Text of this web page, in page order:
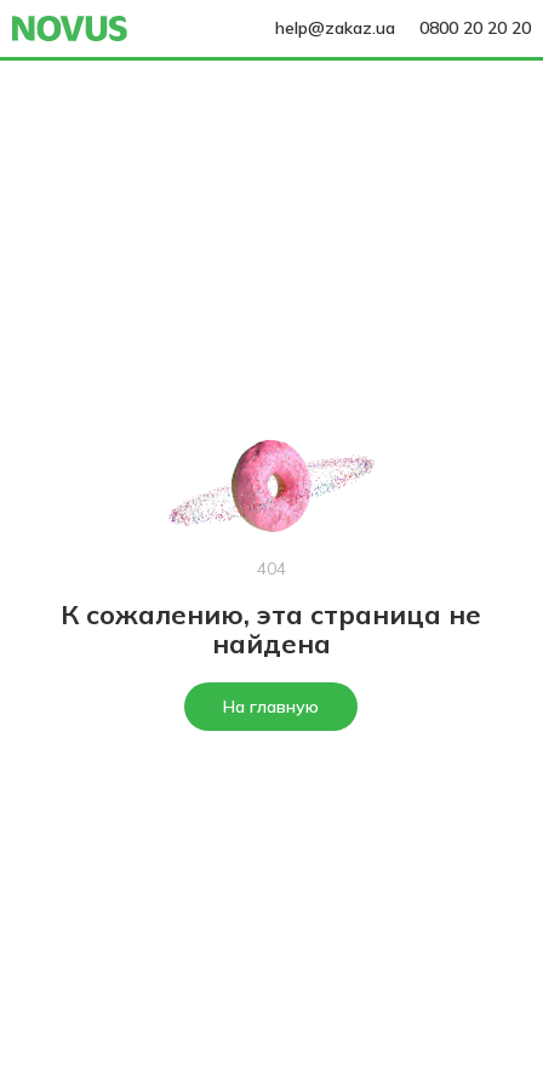
help@zakaz.ua 0800 20 20 20
404
К сожалению, эта страница не
найдена
На главную